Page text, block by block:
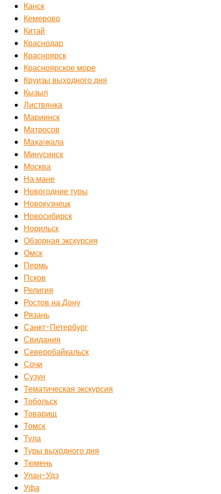
Канск
Кемерово
Китай
Краснодар
Красноярск
Красноярское море
Круизы выходного дня
Кызыл
Листвянка
Мариинск
Матросов
Махачкала
Минусинск
Москва
На мане
Новогодние туры
Новокузнецк
Новосибирск
Норильск
Обзорная экскурсия
Омск
Пермь
Псков
Религия
Ростов на Дону
Рязань
Санкт-Петербург
Свидания
Северобайкальск
Сочи
Сузун
Тематическая экскурсия
Тобольск
Товарищ
Томск
Тула
Туры выходного дня
Тюмень
Улан-Удэ
Уфа